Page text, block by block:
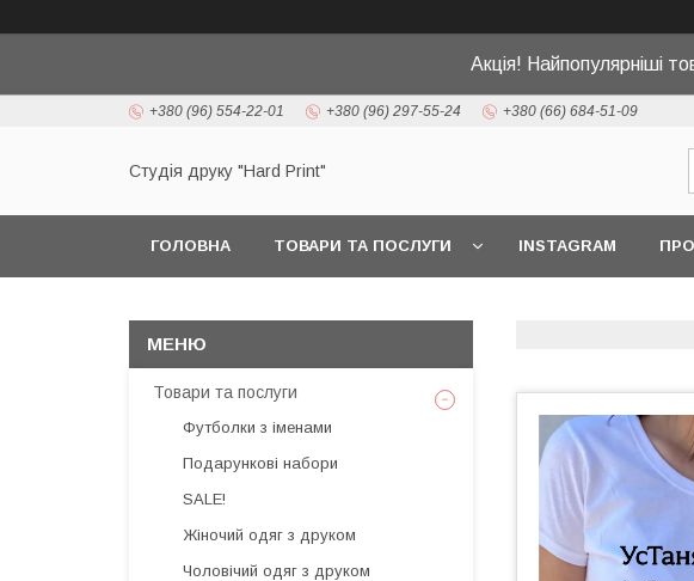
Акція! Найпопулярніші
+380 (96) 554-22-01 +380 (96) 297-55-24 +380 (66) 684-51-09
Студія друку "Hard Print"
ГОЛОВНА ТОВАРИ ТА ПОСЛУГИ INSTAGRAM
Товари та послуги
Футболки з іменами
Подарункові набори
SALE!
Жіночий одяг з друком
Чоловічий одяг з друком